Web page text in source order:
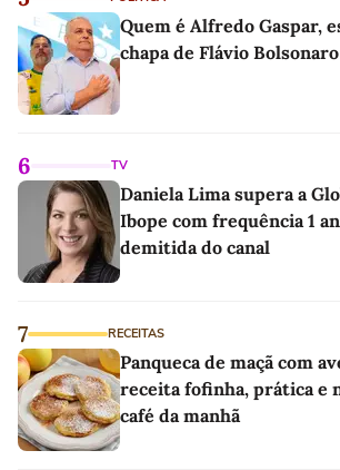
Quem é Alfredo Gaspar,
chapa de Flávio
6 TV
Daniela Lima supera a
Ibope com frequência 1
demitida do canal
7 RECEITAS
Panqueca de maçã com
receita fofinha, prática e
café da manhã